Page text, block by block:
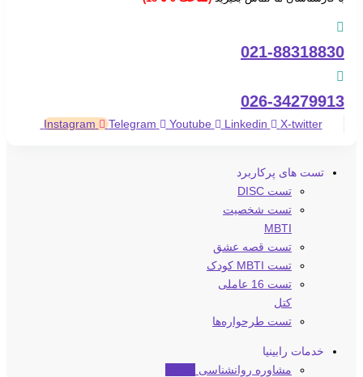
021-88318830
026-34279913
Instagram Telegram Youtube Linkedin X-twitter
تست های پرکاربرد
تست DISC
تست شخصیت
MBTI
تست قصه عشق
تست MBTI کودک
تست 16 عاملی
کتل
تست طرحواره‌ها
خدمات رابینیا
مشاوره روانشناسی